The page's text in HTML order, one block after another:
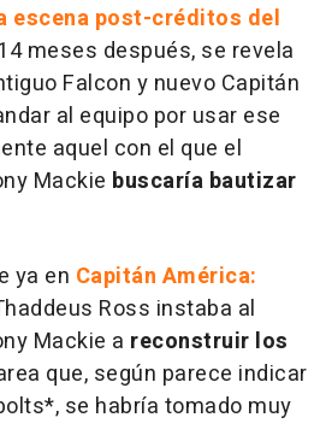
escena post-créditos del
meses después, se revela
Falcon y nuevo Capitán
al equipo por usar ese
aquel con el que el
Mackie buscaría bautizar
ya en Capitán América:
Ross instaba al
Mackie a reconstruir los
que, según parece indicar
se habría tomado muy